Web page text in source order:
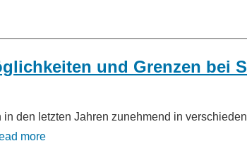
und Grenzen bei
den letzten Jahren zunehmend in
more